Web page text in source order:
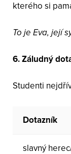
kterého si
To je Eva, její
6. Záludný
Studenti
Dotazník
slavný